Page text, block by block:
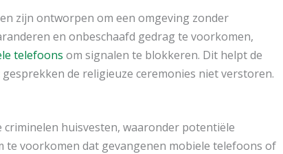
zijn ontworpen om een omgeving zonder
en onbeschaafd gedrag te voorkomen,
telefoons om signalen te blokkeren. Dit helpt de
de religieuze ceremonies niet verstoren.
huisvesten, waaronder potentiële
te voorkomen dat gevangenen mobiele telefoons of